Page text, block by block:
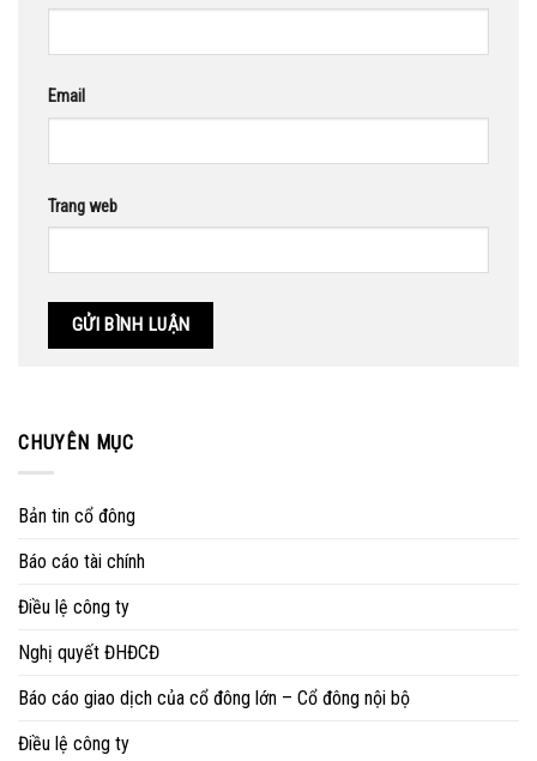
Email
Trang web
CHUYÊN MỤC
Bản tin cổ đông
Báo cáo tài chính
Điều lệ công ty
Nghị quyết ĐHĐCĐ
Báo cáo giao dịch của cổ đông lớn – Cổ đông nội bộ
Điều lệ công ty